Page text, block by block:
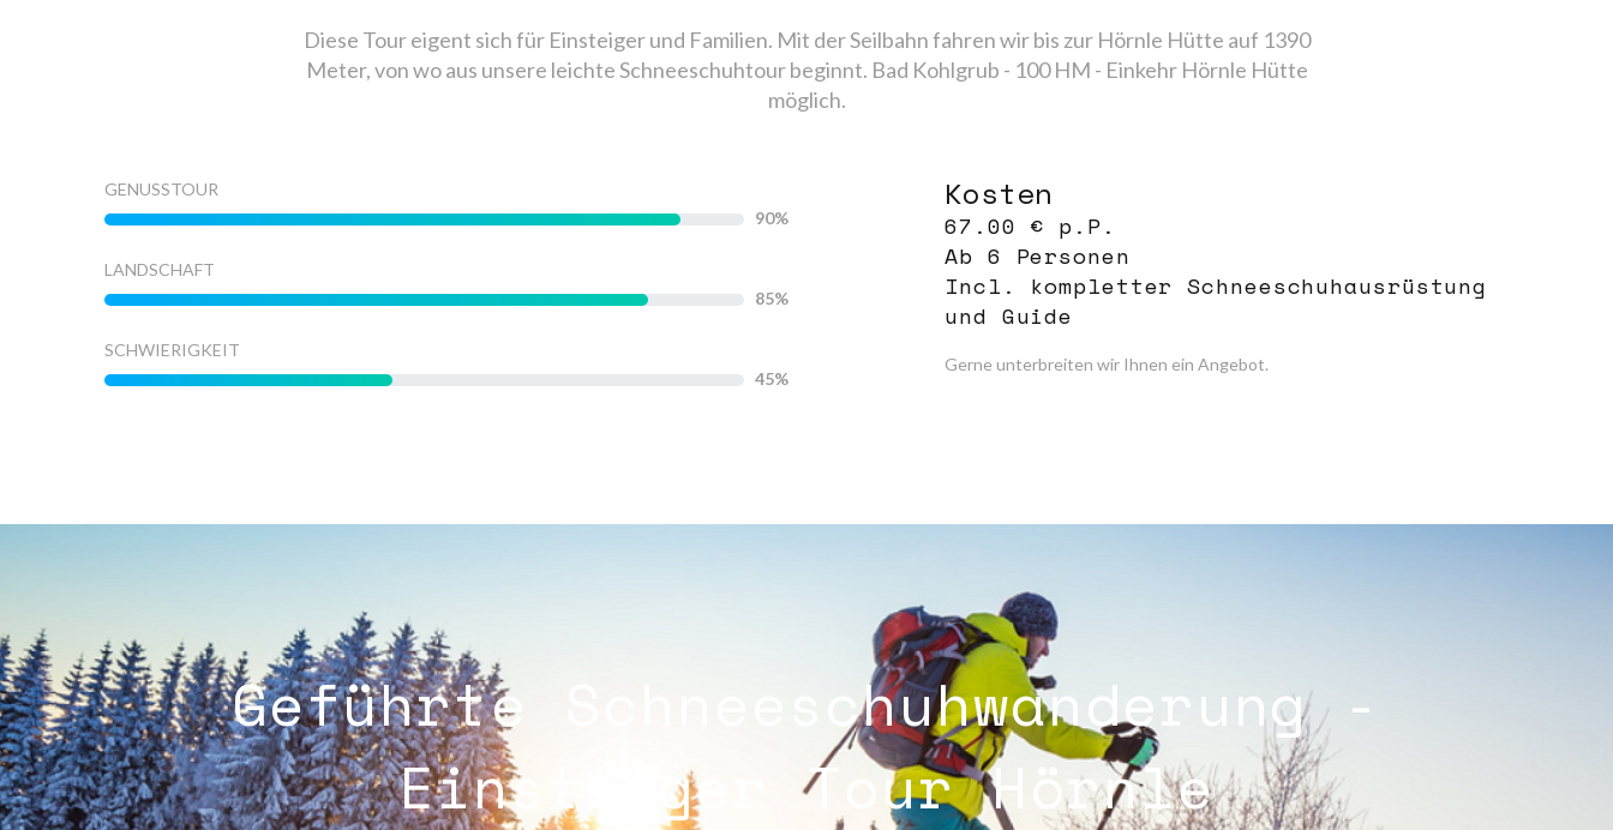
Diese Tour eigent sich für Einsteiger und Familien. Mit der Seilbahn fahren wir bis zur Hörnle Hütte auf 1390
Meter, von wo aus unsere leichte Schneeschuhtour beginnt. Bad Kohlgrub - 100 HM - Einkehr Hörnle Hütte
möglich.
Kosten
67.00 € p.P.
Ab 6 Personen
Incl. kompletter Schneeschuhausrüstung
und Guide
Gerne unterbreiten wir Ihnen ein Angebot.
GENUSSTOUR
90
LANDSCHAFT
85
SCHWIERIGKEIT
45
Geführte Schneeschuhwanderung -
Einsteiger Tour Hörnle